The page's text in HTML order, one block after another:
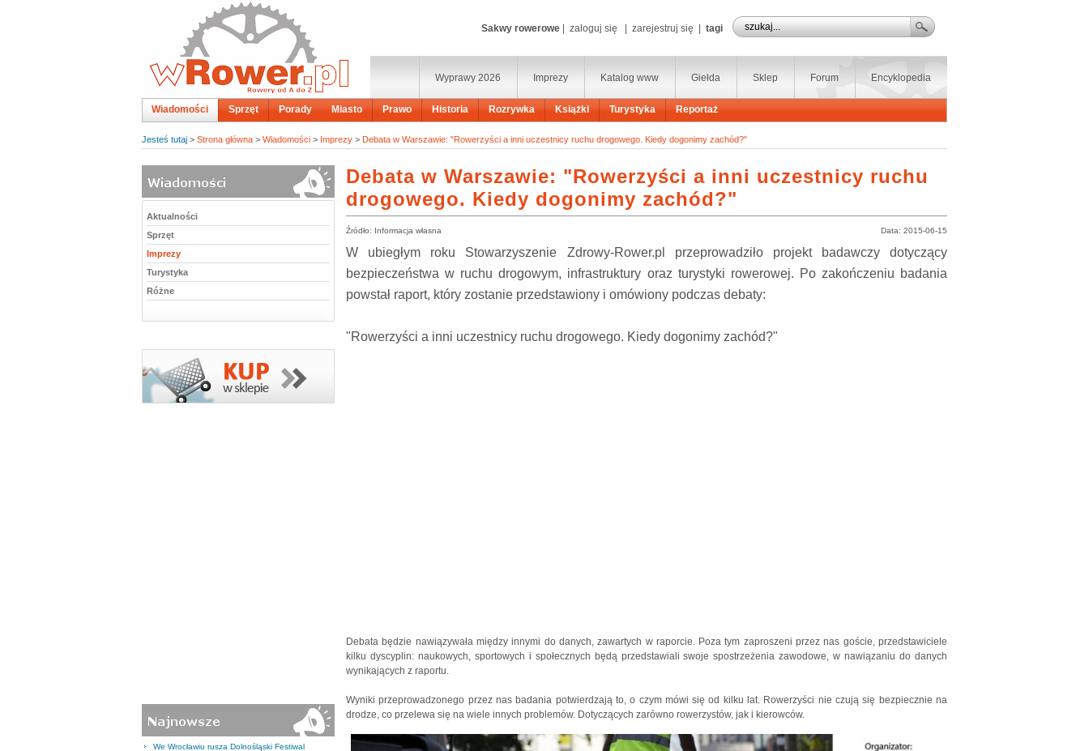
Sakwy rowerowe zaloguj się zarejestruj się tagi
Encyklopedia
Forum
Sklep
Giełda
Katalog www
Imprezy
Wyprawy 2026
Wiadomości Sprzęt Porady Miasto Prawo Historia Rozrywka Książki Turystyka Reportaż
Jesteś tutaj > Strona główna > Wiadomości > Imprezy > Debata w Warszawie: "Rowerzyści a inni uczestnicy ruchu drogowego. Kiedy dogonimy zachód?"
Aktualności
Sprzęt
Imprezy
Turystyka
Różne
We Wrocławiu rusza Dolnośląski Festiwal
Debata w Warszawie: "Rowerzyści a inni uczestnicy ruchu
drogowego. Kiedy dogonimy zachód?"
Data: 2015-06-15
Źródło: Informacja własna
W ubiegłym roku Stowarzyszenie Zdrowy-Rower.pl przeprowadziło projekt badawczy dotyczący
bezpieczeństwa w ruchu drogowym, infrastruktury oraz turystyki rowerowej. Po zakończeniu badania
powstał raport, który zostanie przedstawiony i omówiony podczas debaty:
"Rowerzyści a inni uczestnicy ruchu drogowego. Kiedy dogonimy zachód?"
Debata będzie nawiązywała między innymi do danych, zawartych w raporcie. Poza tym zaproszeni przez nas goście, przedstawiciele
kilku dyscyplin: naukowych, sportowych i społecznych będą przedstawiali swoje spostrzeżenia zawodowe, w nawiązaniu do danych
wynikających z raportu.
Wyniki przeprowadzonego przez nas badania potwierdzają to, o czym mówi się od kilku lat. Rowerzyści nie czują się bezpiecznie na
drodze, co przelewa się na wiele innych problemów. Dotyczących zarówno rowerzystów, jak i kierowców.